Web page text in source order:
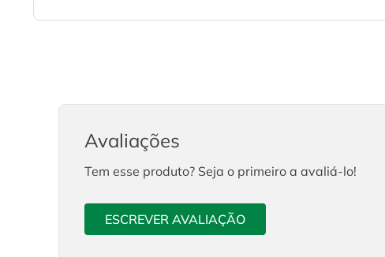
Avaliações
Tem esse produto? Seja o primeiro a avaliá-lo!
ESCREVER AVALIAÇÃO